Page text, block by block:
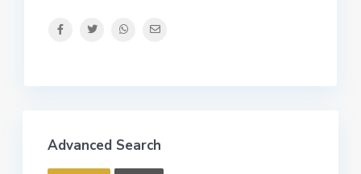
Advanced Search